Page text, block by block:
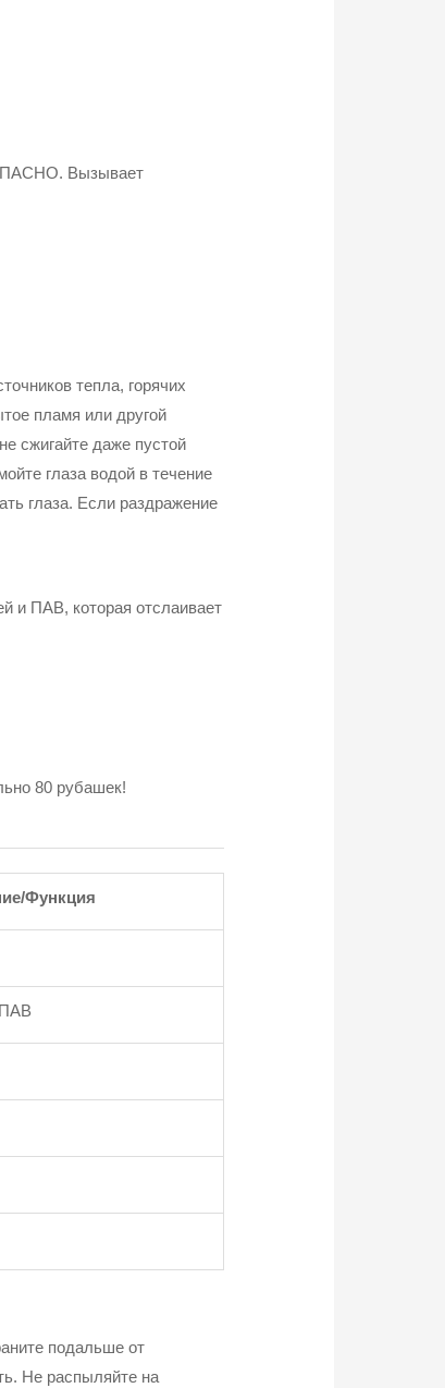
Вызывает
тепла, горячих
пламя или другой
сжигайте даже пустой
глаза водой в течение
глаза. Если раздражение
и ПАВ, которая отслаивает
80 рубашек!
Функция
ПАВ
подальше от
Не распыляйте на